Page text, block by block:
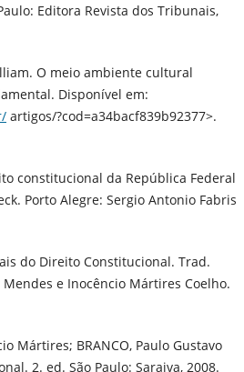
Editora Revista dos Tribunais,
O meio ambiente cultural
Disponível em:
artigos/?cod=a34bacf839b92377>.
constitucional da República Federal
Porto Alegre: Sergio Antonio Fabris
do Direito Constitucional. Trad.
e Inocêncio Mártires Coelho.
Mártires; BRANCO, Paulo Gustavo
2. ed. São Paulo: Saraiva, 2008.